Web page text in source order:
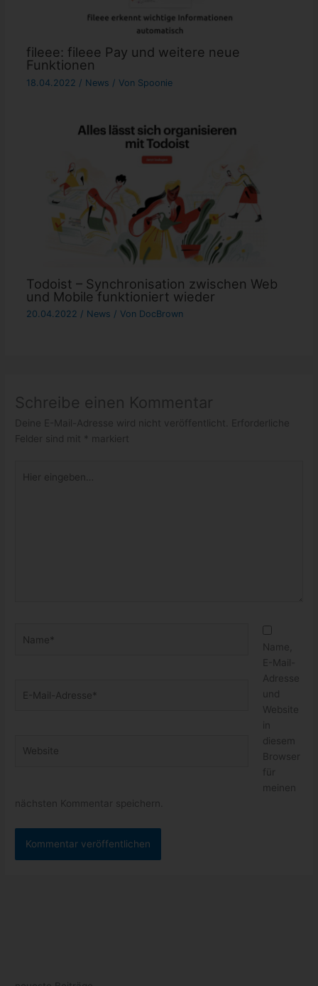
fileee: fileee Pay und weitere neue
Funktionen
18.04.2022 / News / Von Spoonie
Todoist – Synchronisation zwischen Web
und Mobile funktioniert wieder
20.04.2022 / News / Von DocBrown
Schreibe einen Kommentar
Deine E-Mail-Adresse wird nicht veröffentlicht.
Erforderliche
Felder sind mit
* markiert
eingeben…
Mail-
Name,
E-Mail-
Adresse
und
Website
in
diesem
Browser
für
meinen
nächsten Kommentar speichern.